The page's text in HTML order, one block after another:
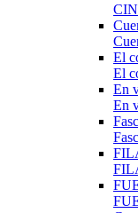
El
El
En
En